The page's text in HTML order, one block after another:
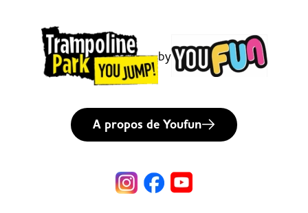
by
A propos de Youfun